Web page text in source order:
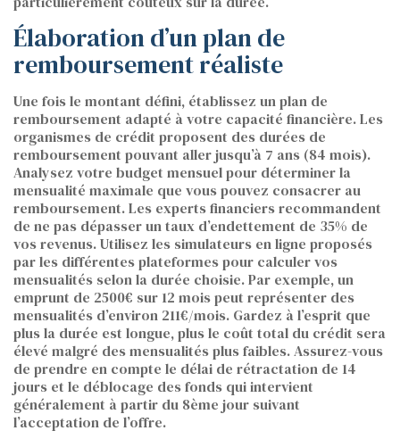
Élaboration d’un plan de
remboursement réaliste
Une fois le montant défini, établissez un plan de
remboursement adapté à votre capacité financière. Les
organismes de crédit proposent des durées de
remboursement pouvant aller jusqu’à 7 ans (84 mois).
Analysez votre budget mensuel pour déterminer la
mensualité maximale que vous pouvez consacrer au
remboursement. Les experts financiers recommandent
de ne pas dépasser un taux d’endettement de 35% de
vos revenus. Utilisez les simulateurs en ligne proposés
par les différentes plateformes pour calculer vos
mensualités selon la durée choisie. Par exemple, un
emprunt de 2500€ sur 12 mois peut représenter des
mensualités d’environ 211€/mois. Gardez à l’esprit que
plus la durée est longue, plus le coût total du crédit sera
élevé malgré des mensualités plus faibles. Assurez-vous
de prendre en compte le délai de rétractation de 14
jours et le déblocage des fonds qui intervient
généralement à partir du 8ème jour suivant
l’acceptation de l’offre.